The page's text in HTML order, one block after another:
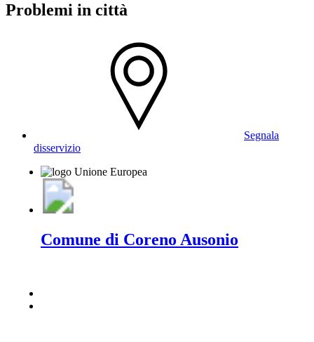
Problemi in città
Segnala
disservizio
Comune di Coreno Ausonio